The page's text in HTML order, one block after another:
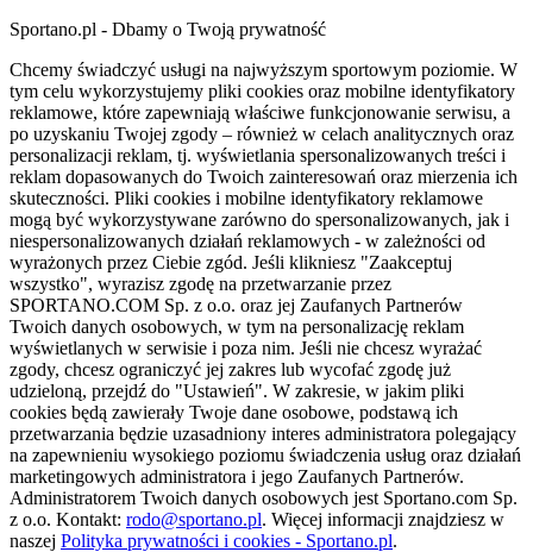
Sportano.pl - Dbamy o Twoją prywatność
Chcemy świadczyć usługi na najwyższym sportowym poziomie. W
tym celu wykorzystujemy pliki cookies oraz mobilne identyfikatory
reklamowe, które zapewniają właściwe funkcjonowanie serwisu, a
po uzyskaniu Twojej zgody – również w celach analitycznych oraz
personalizacji reklam, tj. wyświetlania spersonalizowanych treści i
reklam dopasowanych do Twoich zainteresowań oraz mierzenia ich
skuteczności. Pliki cookies i mobilne identyfikatory reklamowe
mogą być wykorzystywane zarówno do spersonalizowanych, jak i
niespersonalizowanych działań reklamowych - w zależności od
wyrażonych przez Ciebie zgód. Jeśli klikniesz "Zaakceptuj
wszystko", wyrazisz zgodę na przetwarzanie przez
SPORTANO.COM Sp. z o.o. oraz jej Zaufanych Partnerów
Twoich danych osobowych, w tym na personalizację reklam
wyświetlanych w serwisie i poza nim. Jeśli nie chcesz wyrażać
zgody, chcesz ograniczyć jej zakres lub wycofać zgodę już
udzieloną, przejdź do "Ustawień". W zakresie, w jakim pliki
cookies będą zawierały Twoje dane osobowe, podstawą ich
przetwarzania będzie uzasadniony interes administratora polegający
na zapewnieniu wysokiego poziomu świadczenia usług oraz działań
marketingowych administratora i jego Zaufanych Partnerów.
Administratorem Twoich danych osobowych jest Sportano.com Sp.
z o.o. Kontakt: rodo@sportano.pl. Więcej informacji znajdziesz w
naszej Polityka prywatności i cookies - Sportano.pl.